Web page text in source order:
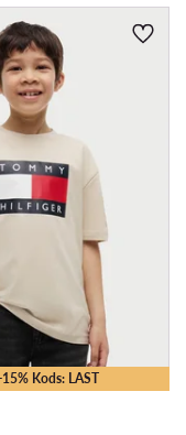
Kods: LAST